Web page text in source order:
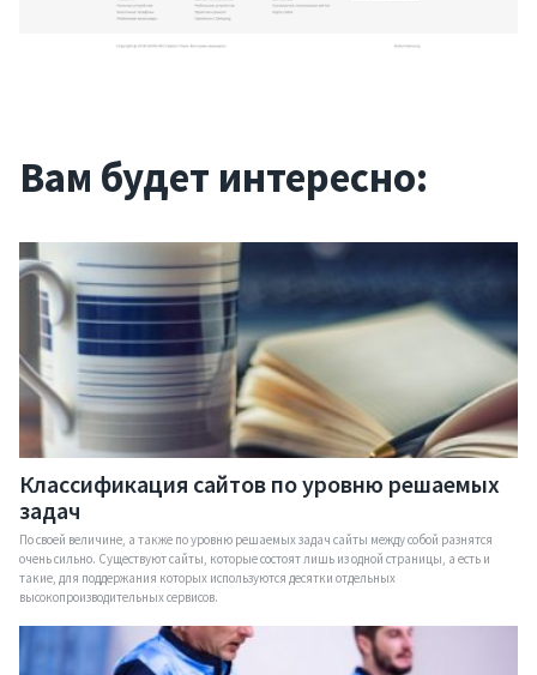
Вам будет интересно:
Классификация сайтов по уровню решаемых
задач
По своей величине, а также по уровню решаемых задач сайты между собой разнятся
очень сильно. Существуют сайты, которые состоят лишь из одной страницы, а есть и
такие, для поддержания которых используются десятки отдельных
высокопроизводительных сервисов.
Услуги
Компания
Портфолио
Решения
Контакты
Запрос коммерческого